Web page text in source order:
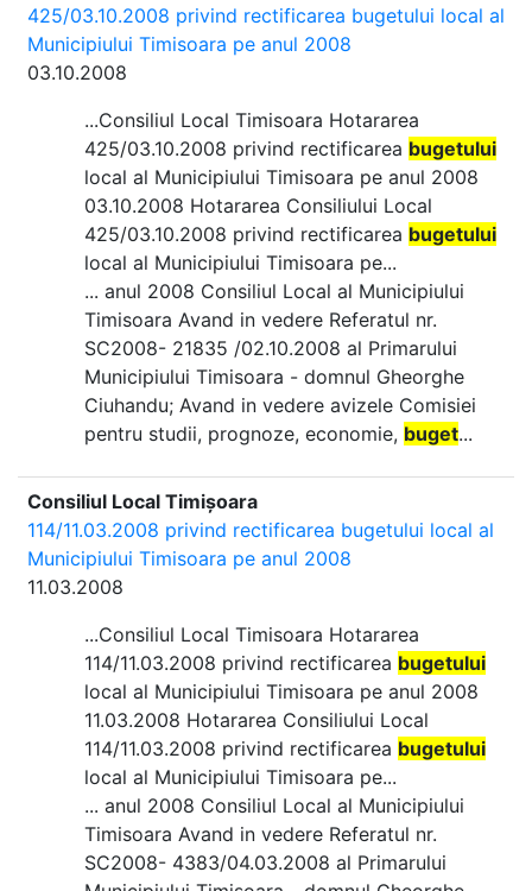
425/03.10.2008 privind rectificarea bugetului local al
Municipiului Timisoara pe anul 2008
03.10.2008
...Consiliul Local Timisoara Hotararea
425/03.10.2008 privind rectificarea bugetului
local al Municipiului Timisoara pe anul 2008
03.10.2008 Hotararea Consiliului Local
425/03.10.2008 privind rectificarea bugetului
local al Municipiului Timisoara pe...
... anul 2008 Consiliul Local al Municipiului
Timisoara Avand in vedere Referatul nr.
SC2008- 21835 /02.10.2008 al Primarului
Municipiului Timisoara - domnul Gheorghe
Ciuhandu; Avand in vedere avizele Comisiei
pentru studii, prognoze, economie, buget...
Consiliul Local Timișoara
114/11.03.2008 privind rectificarea bugetului local al
Municipiului Timisoara pe anul 2008
11.03.2008
...Consiliul Local Timisoara Hotararea
114/11.03.2008 privind rectificarea bugetului
local al Municipiului Timisoara pe anul 2008
11.03.2008 Hotararea Consiliului Local
114/11.03.2008 privind rectificarea bugetului
local al Municipiului Timisoara pe...
... anul 2008 Consiliul Local al Municipiului
Timisoara Avand in vedere Referatul nr.
SC2008- 4383/04.03.2008 al Primarului